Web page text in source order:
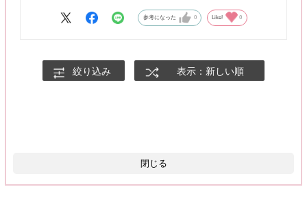
参考になった 0 Like! 0
絞り込み 表示：新しい順
閉じる